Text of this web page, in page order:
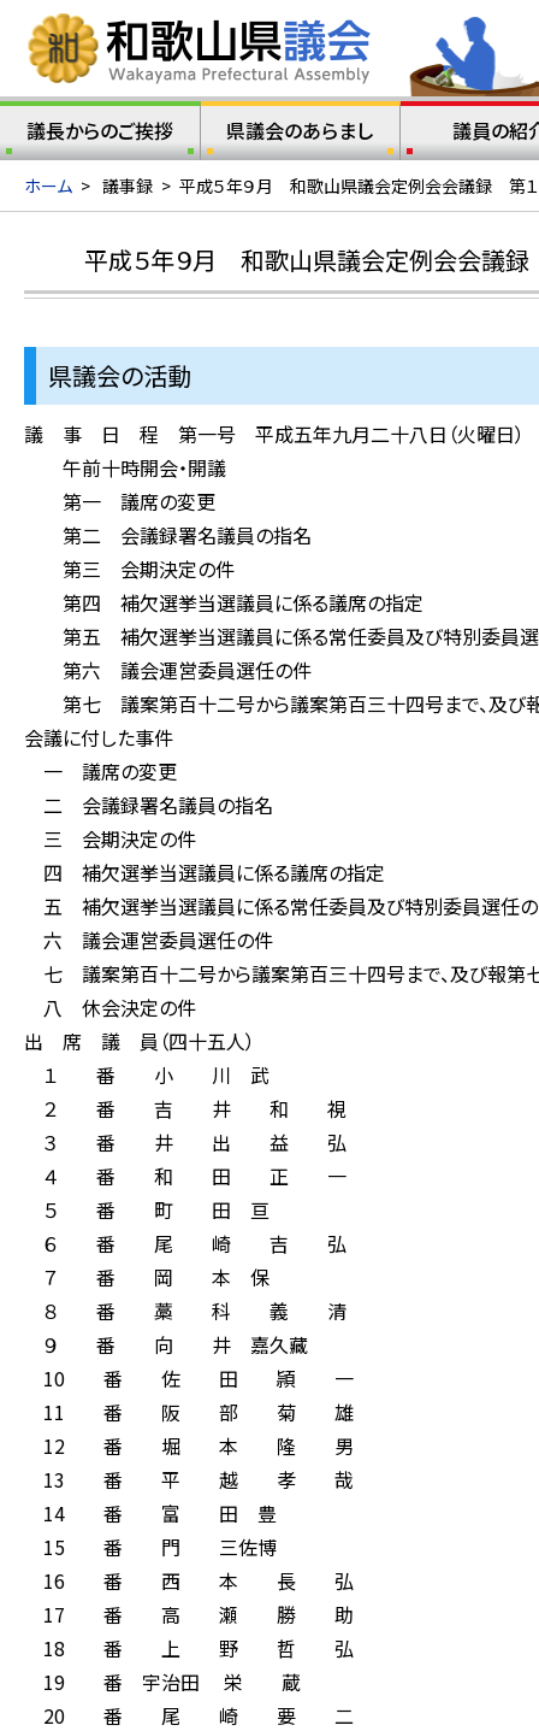
議長からのご挨拶 県議会のあらまし 議員の紹
ホーム > 議事録 > 平成５年９月 和歌山県議会定例会会議録 第１
平成５年９月 和歌山県議会定例会会議録
県議会の活動
議 事 日 程 第一号 平成五年九月二十八日（火曜日）
午前十時開会・開議
第一 議席の変更
第二 会議録署名議員の指名
第三 会期決定の件
第四 補欠選挙当選議員に係る議席の指定
第五 補欠選挙当選議員に係る常任委員及び特別委員
第六 議会運営委員選任の件
第七 議案第百十二号から議案第百三十四号まで、及び報
会議に付した事件
一 議席の変更
二 会議録署名議員の指名
三 会期決定の件
四 補欠選挙当選議員に係る議席の指定
五 補欠選挙当選議員に係る常任委員及び特別委員選任
六 議会運営委員選任の件
七 議案第百十二号から議案第百三十四号まで、及び報第七
八 休会決定の件
出 席 議 員（四十五人）
１ 番 小 川 武
２ 番 吉 井 和 視
３ 番 井 出 益 弘
４ 番 和 田 正 一
５ 番 町 田 亘
６ 番 尾 崎 吉 弘
７ 番 岡 本 保
８ 番 藁 科 義 清
９ 番 向 井 嘉久藏
10 番 佐 田 頴 一
11 番 阪 部 菊 雄
12 番 堀 本 隆 男
13 番 平 越 孝 哉
14 番 富 田 豊
15 番 門 三佐博
16 番 西 本 長 弘
17 番 高 瀬 勝 助
18 番 上 野 哲 弘
19 番 宇治田 栄 蔵
20 番 尾 崎 要 二